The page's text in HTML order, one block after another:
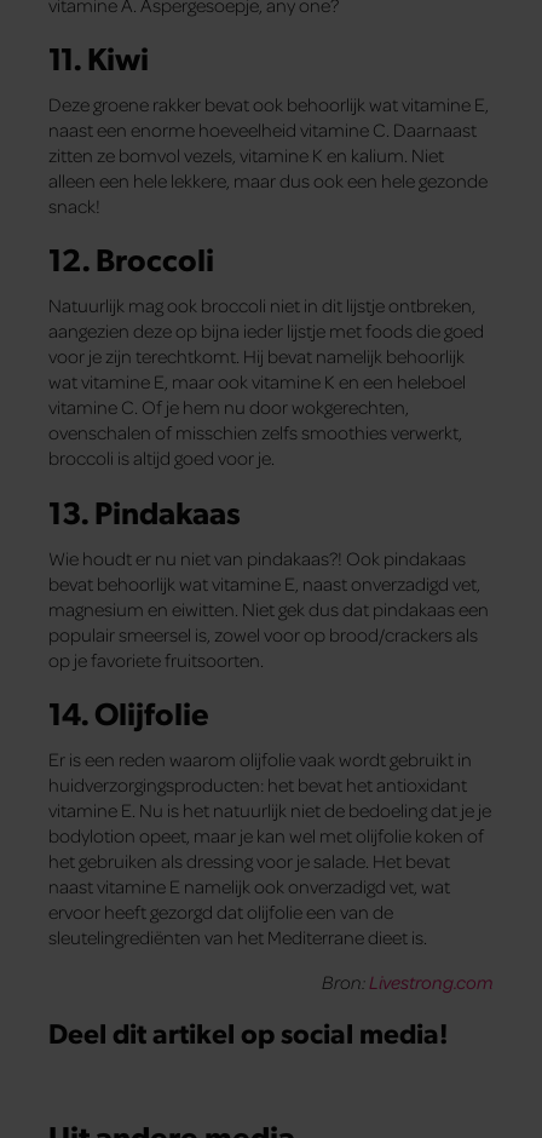
vitamine A. Aspergesoepje, any one?
11. Kiwi
Deze groene rakker bevat ook behoorlijk wat vitamine E,
naast een enorme hoeveelheid vitamine C. Daarnaast
zitten ze bomvol vezels, vitamine K en kalium. Niet
alleen een hele lekkere, maar dus ook een hele gezonde
snack!
12. Broccoli
Natuurlijk mag ook broccoli niet in dit lijstje ontbreken,
aangezien deze op bijna ieder lijstje met foods die goed
voor je zijn terechtkomt. Hij bevat namelijk behoorlijk
wat vitamine E, maar ook vitamine K en een heleboel
vitamine C. Of je hem nu door wokgerechten,
ovenschalen of misschien zelfs smoothies verwerkt,
broccoli is altijd goed voor je.
13. Pindakaas
Wie houdt er nu niet van pindakaas?! Ook pindakaas
bevat behoorlijk wat vitamine E, naast onverzadigd vet,
magnesium en eiwitten. Niet gek dus dat pindakaas een
populair smeersel is, zowel voor op brood/crackers als
op je favoriete fruitsoorten.
14. Olijfolie
Er is een reden waarom olijfolie vaak wordt gebruikt in
huidverzorgingsproducten: het bevat het antioxidant
vitamine E. Nu is het natuurlijk niet de bedoeling dat je je
bodylotion opeet, maar je kan wel met olijfolie koken of
het gebruiken als dressing voor je salade. Het bevat
naast vitamine E namelijk ook onverzadigd vet, wat
ervoor heeft gezorgd dat olijfolie een van de
sleutelingrediënten van het Mediterrane dieet is.
Bron: Livestrong.com
Deel dit artikel op social media!